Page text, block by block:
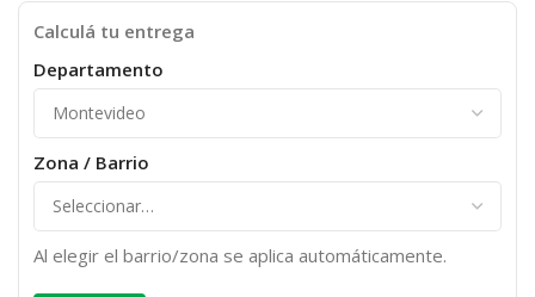
Calculá tu entrega
Departamento
Zona / Barrio
Al elegir el barrio/zona se aplica automáticamente.